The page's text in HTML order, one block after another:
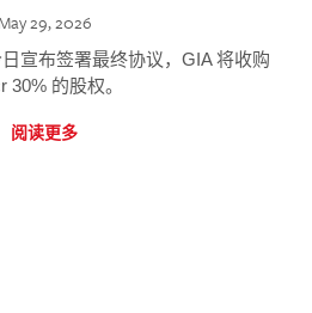
May 29, 2026
宣布签署最终协议，GIA 将收购
30% 的股权。
阅读更多